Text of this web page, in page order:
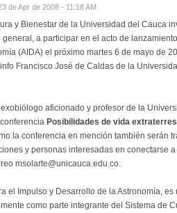
de Apr de 2008 - 11:18 AM
y Bienestar de la Universidad del Cauca
a participar en el acto de
(AIDA) el próximo martes 6 de mayo de
Francisco José de Caldas de la
aficionado y profesor de la
Posibilidades de vida
la conferencia en mención también serán
y personas interesadas en conectarse
msolarte@unicauca.edu.co.
el Impulso y Desarrollo de la Astronomía,
como parte integrante del Sistema de